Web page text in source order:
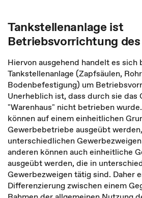
Tankstellenanlage ist
Betriebsvorrichtung
Hiervon ausgehend handelt es sich
Tankstellenanlage (Zapfsäulen,
Bodenbefestigung) um
Unerheblich ist, dass durch sie das
"Warenhaus" nicht betrieben
können auf einem einheitlichen
Gewerbebetriebe ausgeübt
unterschiedlichen
anderen können auch einheitliche
ausgeübt werden, die in
Gewerbezweigen tätig sind. Daher
Differenzierung zwischen einem